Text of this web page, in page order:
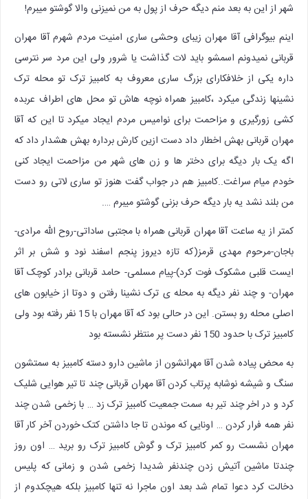
شهر از این به بعد منم دیگه حرف از پول به من نمیزنی والا گوشتو میبرم!
اینم بیوگرافی آقا مهران زیبای وحشی ساری امنیت مردم شهرم آقا مهران
قربانی نمیدونم اسمشو باید لات گذاشت یا شرور ولی این مرد سر نترسی
داره یکی از خلافکارای بزرگ ساری معروف به کامبیز ترک تو محله ترک
نشینها زندگی میکرد ،کامبیز همراه نوچه هاش تو محل های اطراف عربده
کشی زورگیری و مزاحمت برای نوامیس مردم ایجاد میکرد تا این که آقا
مهران قربانی بهش اخطار داد دست ازین کارش برداره بهش هشدار داد که
اگه یک بار دیگه برای دختر ها و زن های شهر من مزاحمت ایجاد کنی
خودم میام سراغت..کامبیز هم در جواب گفت هنوز تو ساری لاتی رو دست
من بلند نشد یه بار دیگه حرف بزنی گوشتو میبرم ….
کمتر از یه ساعت آقا مهران قربانی همراه با مجتبی ساداتی-روح الله مرادی-
باجان-مرحوم مهدی قرمز(که تازه دیروز پنجم اسفند نود و شش بر اثر
ایست قلبی مشکوک فوت کرد)-پیام مسلمی- حامد قربانی برادر کوچک آقا
مهران- و چند نفر دیگه به محله ی ترک نشینا رفتن و دوتا از خیابون های
اصلی محله رو بستن. این در حالی بود که آقا مهران با 15 نفر رفته بود ولی
کامبیز ترک با حدود 150 نفر دست پر منتظر نشسته بود
به محض پیاده شدن آقا مهرانشون از ماشین دارو دسته کامبیز به سمتشون
سنگ و شیشه نوشابه پرتاب کردن آقا مهران قربانی چند تا تیر هوایی شلیک
کرد و در اخر چند تیر به سمت جمعیت کامبیز ترک زد … با زخمی شدن چند
نفر همه فرار کردن … اونایی که موندن تا جا داشتن کتک خوردن آخر کار آقا
مهران نشست رو کمر کامبیز ترک و گوش کامبیز ترک رو برید … اون روز
چندتا ماشین آتیش زدن چندنفر شدیدا زخمی شدن و زمانی که پلیس
دخالت کرد دعوا تمام شد بعد اون ماجرا نه تنها کامبیز بلکه هیچکدوم از